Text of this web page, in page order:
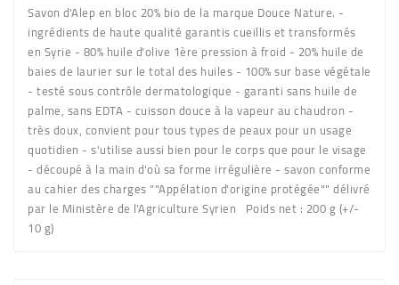
Savon d'Alep en bloc 20% bio de la marque Douce Nature. -
ingrédients de haute qualité garantis cueillis et transformés
en Syrie - 80% huile d'olive 1ère pression à froid - 20% huile de
baies de laurier sur le total des huiles - 100% sur base végétale
- testé sous contrôle dermatologique - garanti sans huile de
palme, sans EDTA - cuisson douce à la vapeur au chaudron -
très doux, convient pour tous types de peaux pour un usage
quotidien - s'utilise aussi bien pour le corps que pour le visage
- découpé à la main d'où sa forme irrégulière - savon conforme
au cahier des charges ""Appélation d'origine protégée"" délivré
par le Ministère de l'Agriculture Syrien Poids net : 200 g (+/-
10 g)